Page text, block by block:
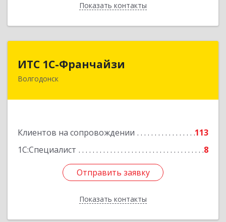
Показать контакты
Назад
ИТС 1С-Франчайзи
Волгодонск
Клиентов на сопровождении
113
1С:Специалист
8
Отправить заявку
Показать контакты
ИТС 1С-Франчайзи
347380, Ростовская обл, Волгодонск г, Гагарина
Отправить заявку
Назад